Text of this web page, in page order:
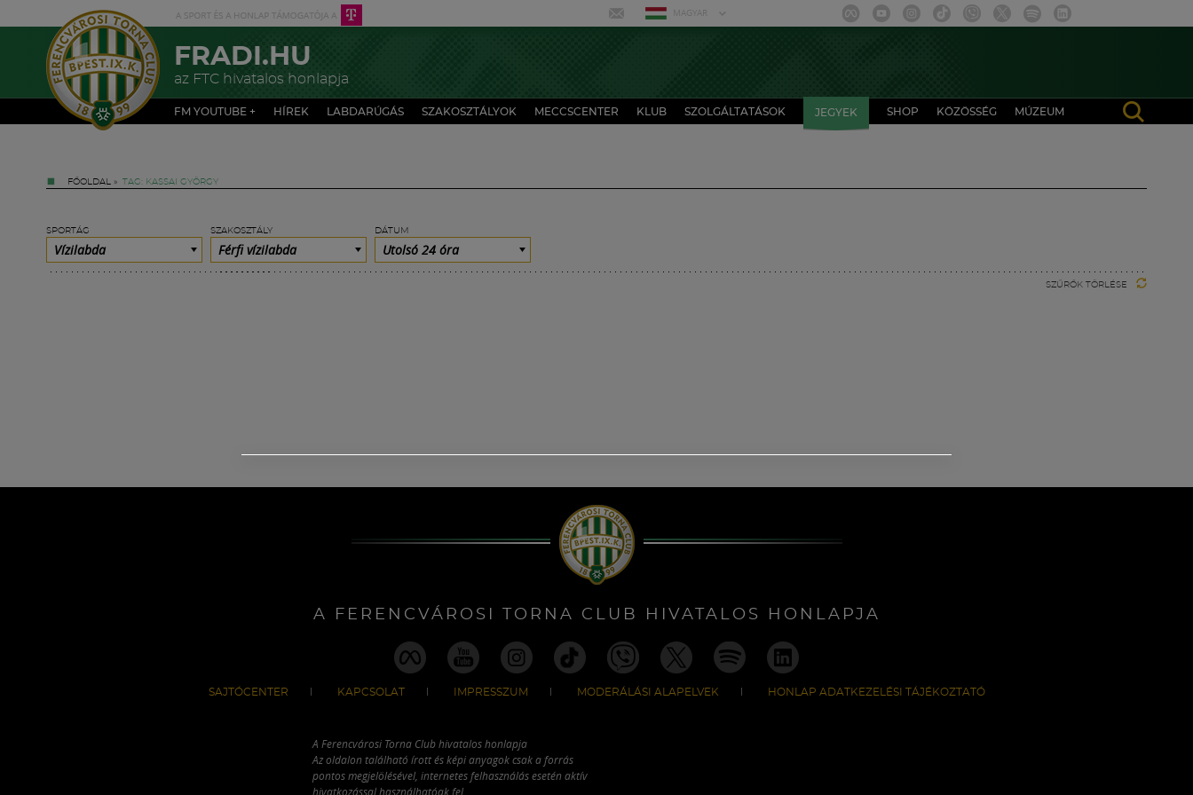
MAGYAR
FRADI.HU
az FTC hivatalos honlapja
FM YOUTUBE + HÍREK LABDARÚGÁS SZAKOSZTÁLYOK MECCSCENTER KLUB SZOLGÁLTATÁSOK JEGYEK SHOP KÖZÖSSÉG MÚZEUM
FŐOLDAL » TAG: KASSAI GYÖRGY
SPORTÁG
Vízilabda
SZAKOSZTÁLY
Férfi vízilabda
DÁTUM
Utolsó 24 óra
SZŰRŐK TÖRLÉSE
A FERENCVÁROSI TORNA CLUB HIVATALOS HONLAPJA
SAJTÓCENTER KAPCSOLAT IMPRESSZUM MODERÁLÁSI ALAPELVEK HONLAP ADATKEZELÉSI TÁJÉKOZTATÓ
A Ferencvárosi Torna Club hivatalos honlapja
Az oldalon található írott és képi anyagok csak a forrás
pontos megjelölésével, internetes felhasználás esetén aktív
hivatkozással használhatóak fel.